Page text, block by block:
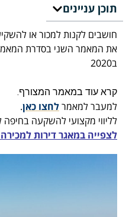
תוכן עניינים
חושבים לקנות למכור או
את המאמר השני בסדרת
ב2020
קרא עוד במאמר המצורף.
למעבר למאמרלחצו כאן.
לליווי מקצועי להשקעה בחיפה
לצפייה במאגר דירות